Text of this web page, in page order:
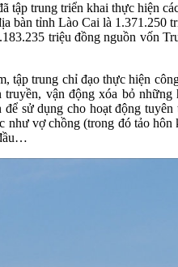
tập trung triển khai thực
tỉnh Lào Cai là 1.371.250
triệu đồng nguồn vốn
tập trung chỉ đạo thực hiện
vận động xóa bỏ
sử dụng cho hoạt động
như vợ chồng (trong đó tảo